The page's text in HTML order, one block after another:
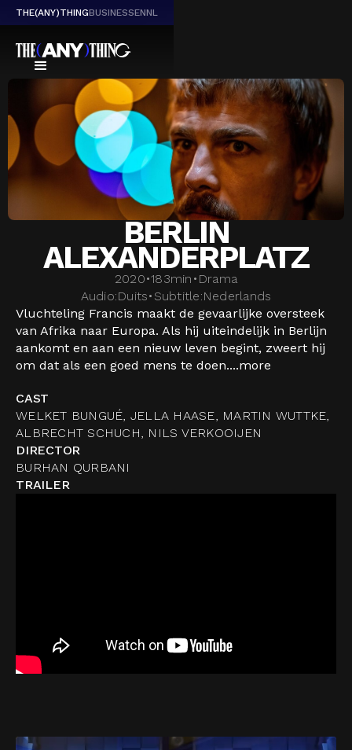
THE(ANY)THINGBUSINESSENNL
BERLIN
ALEXANDERPLATZ
2020•183min • Drama
Audio:Duits• Subtitle:Nederlands
Vluchteling Francis maakt de gevaarlijke oversteek
van Afrika naar Europa. Als hij uiteindelijk in Berlijn
aankomt en aan een nieuw leven begint, zweert hij
om dat als een goed mens te doen....more
CAST
WELKET BUNGUÉ, JELLA HAASE, MARTIN WUTTKE,
ALBRECHT SCHUCH, NILS VERKOOIJEN
DIRECTOR
BURHAN QURBANI
TRAILER